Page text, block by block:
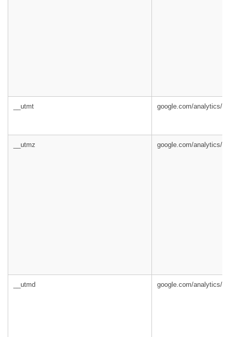
__utmt google.com/analytics/
__utmz google.com/analytics/
__utmd google.com/analytics/